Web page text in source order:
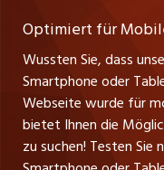
myjob.ch
schaffu.ch (VS)
ajourjob.ch
Optimiert für
Wussten Sie, dass
Smartphone oder
Webseite wurde für
bietet Ihnen die
zu suchen! Testen Sie